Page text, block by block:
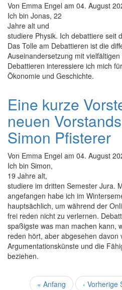
Von Emma Engel am 04. August
Ich bin Jonas, 22
Jahre alt und
studiere Physik. Ich debattiere seit
Das Tolle am Debattieren ist die
Auseinandersetzung mit
Debattieren interessiere ich mich
Ökonomie und Geschichte.
Eine kurze
neuen
Simon Pfisterer
Von Emma Engel am 04. August
Ich bin Simon,
19 Jahre alt,
studiere im dritten Semester Jura.
angefangen habe ich im
hauptsächlich, um während der
frei reden nicht zu verlernen.
spaßigste was man machen kann,
reden hört, aber abgesehen
Argumentationskünste und die
beziehen.
Seitennummerierung
Erste
« Anfang
Vorherige
‹ Vorherige